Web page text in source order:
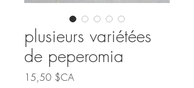
plusieurs variétées
de peperomia
15,50 $CAPrix